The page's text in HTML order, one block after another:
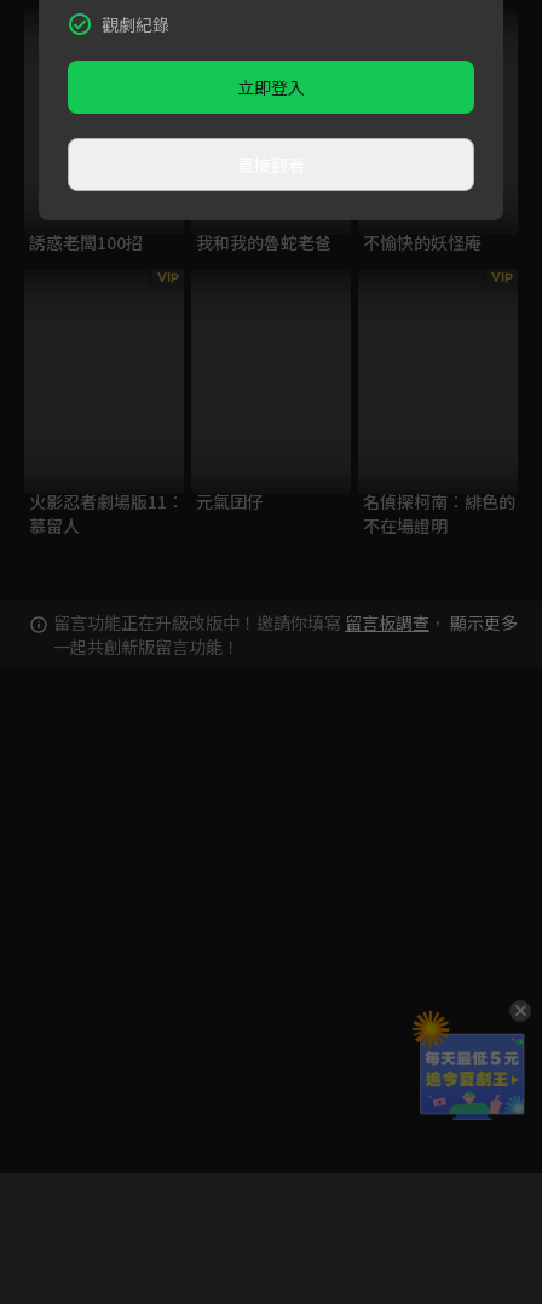
VIP
誘惑老闆100招 我和我的魯蛇老爸 不愉快的妖怪庵
VIP
火影忍者劇場版11：
慕留人
元氣囝仔
VIP
名偵探柯南：緋色的
不在場證明
留言功能正在升級改版中！邀請你填寫 留言板調查 ，
一起共創新版留言功能！
顯示更多
觀劇紀錄
立即登入